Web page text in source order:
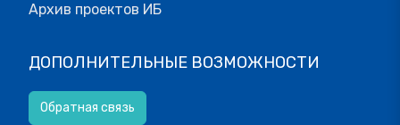
Архив проектов ИБ
ДОПОЛНИТЕЛЬНЫЕ ВОЗМОЖНОСТИ
Обратная связь